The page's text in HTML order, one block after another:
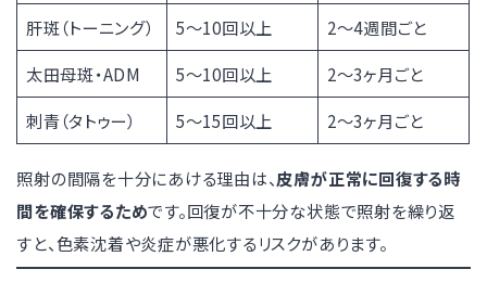
肝斑（トーニング）
5〜10回以上
2〜4週間ごと
太田母斑・ADM
5〜10回以上
2〜3ヶ月ごと
刺青（タトゥー）
5〜15回以上 2〜3ヶ月ごと
照射の間隔を十分にあける理由は、皮膚が正常に回復する時
間を確保するためです。回復が不十分な状態で照射を繰り返
すと、色素沈着や炎症が悪化するリスクがあります。